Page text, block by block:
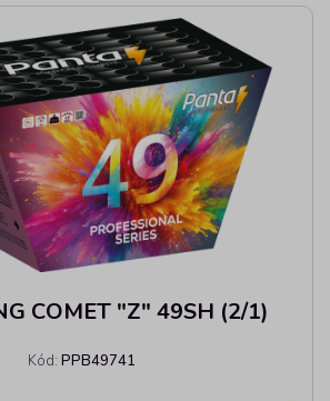
COMET "Z" 49SH (2/1)
Kód: PPB49741